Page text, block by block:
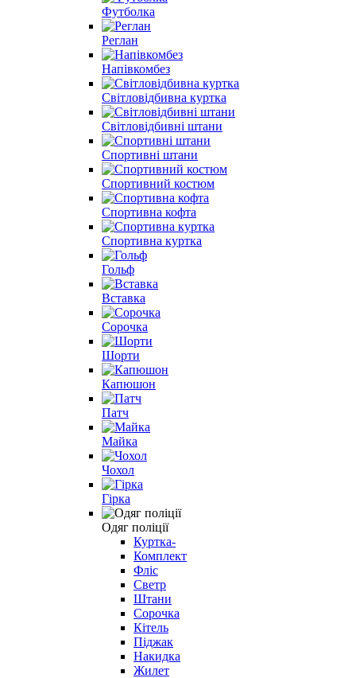
Футболка
Реглан
Напівкомбез
Світловідбивна куртка
Світловідбивні штани
Спортивні штани
Спортивний костюм
Спортивна кофта
Спортивна куртка
Гольф
Вставка
Сорочка
Шорти
Капюшон
Патч
Майка
Чохол
Гірка
Одяг поліції
Куртка-
Комплект
Фліс
Светр
Штани
Сорочка
Кітель
Піджак
Накидка
Жилет